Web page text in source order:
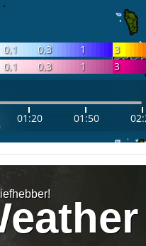
0,1 0,3 1 3
0,1 0,3 1 3
01:20 01:50